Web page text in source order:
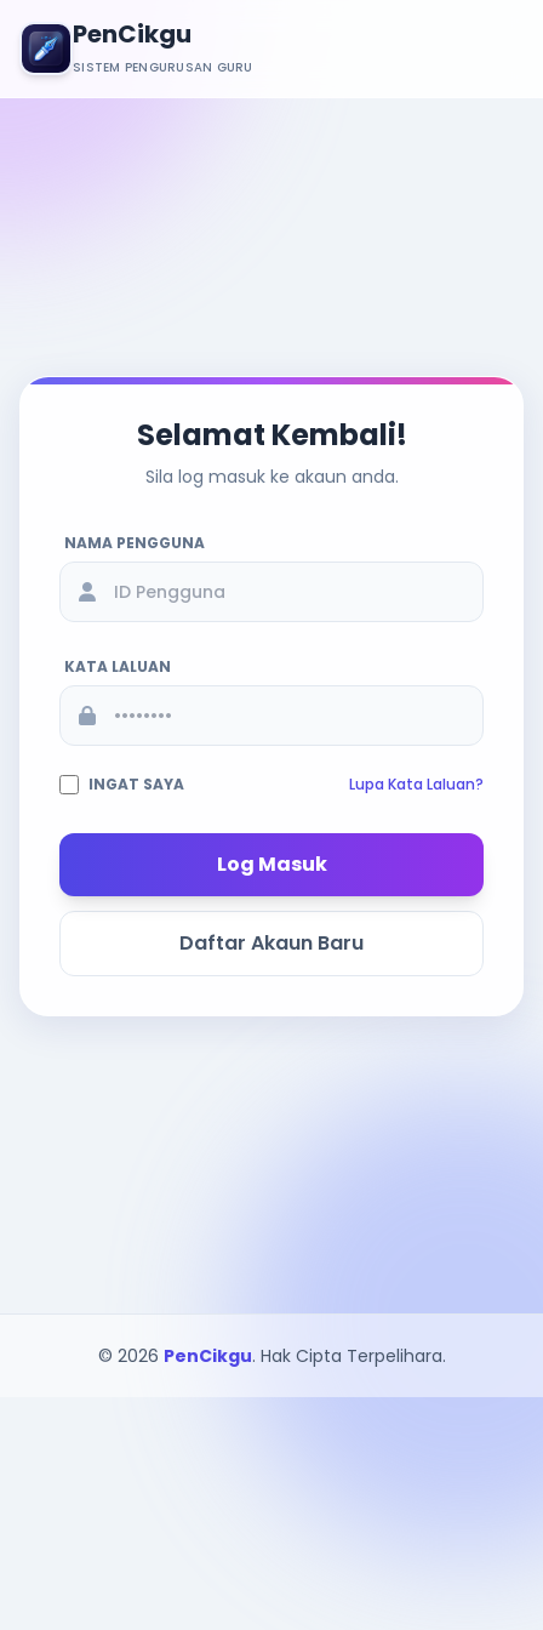
PenCikgu
SISTEM PENGURUSAN GURU
Selamat Kembali!
Sila log masuk ke akaun anda.
NAMA PENGGUNA
KATA LALUAN
INGAT SAYA Lupa Kata Laluan?
Log Masuk
Daftar Akaun Baru
© 2026 PenCikgu. Hak Cipta Terpelihara.